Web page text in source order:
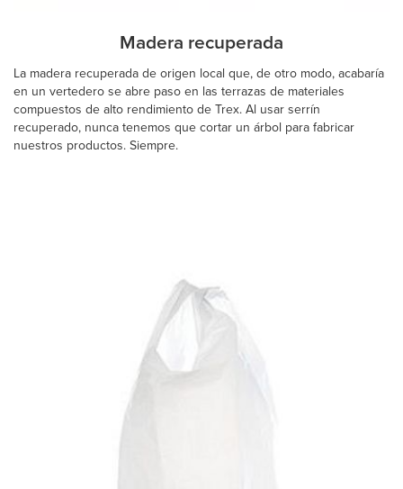
Madera recuperada
La madera recuperada de origen local que, de otro modo, acabaría
en un vertedero se abre paso en las terrazas de materiales
compuestos de alto rendimiento de Trex. Al usar serrín
recuperado, nunca tenemos que cortar un árbol para fabricar
nuestros productos. Siempre.